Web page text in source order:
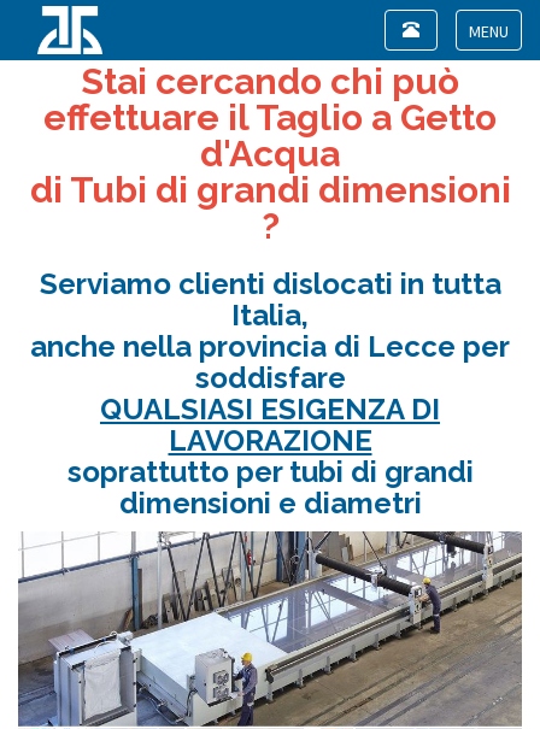
Toggle
Toggle
navigation
Stai cercando chi può
effettuare il Taglio a Getto
d'Acqua
di Tubi di grandi dimensioni
?
Serviamo clienti dislocati in tutta
Italia,
anche nella provincia di Lecce per
soddisfare
QUALSIASI ESIGENZA DI
LAVORAZIONE
soprattutto per tubi di grandi
dimensioni e diametri